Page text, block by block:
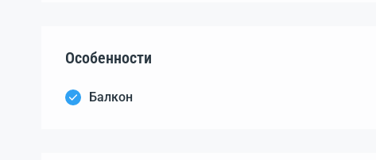
Особенности
Балкон